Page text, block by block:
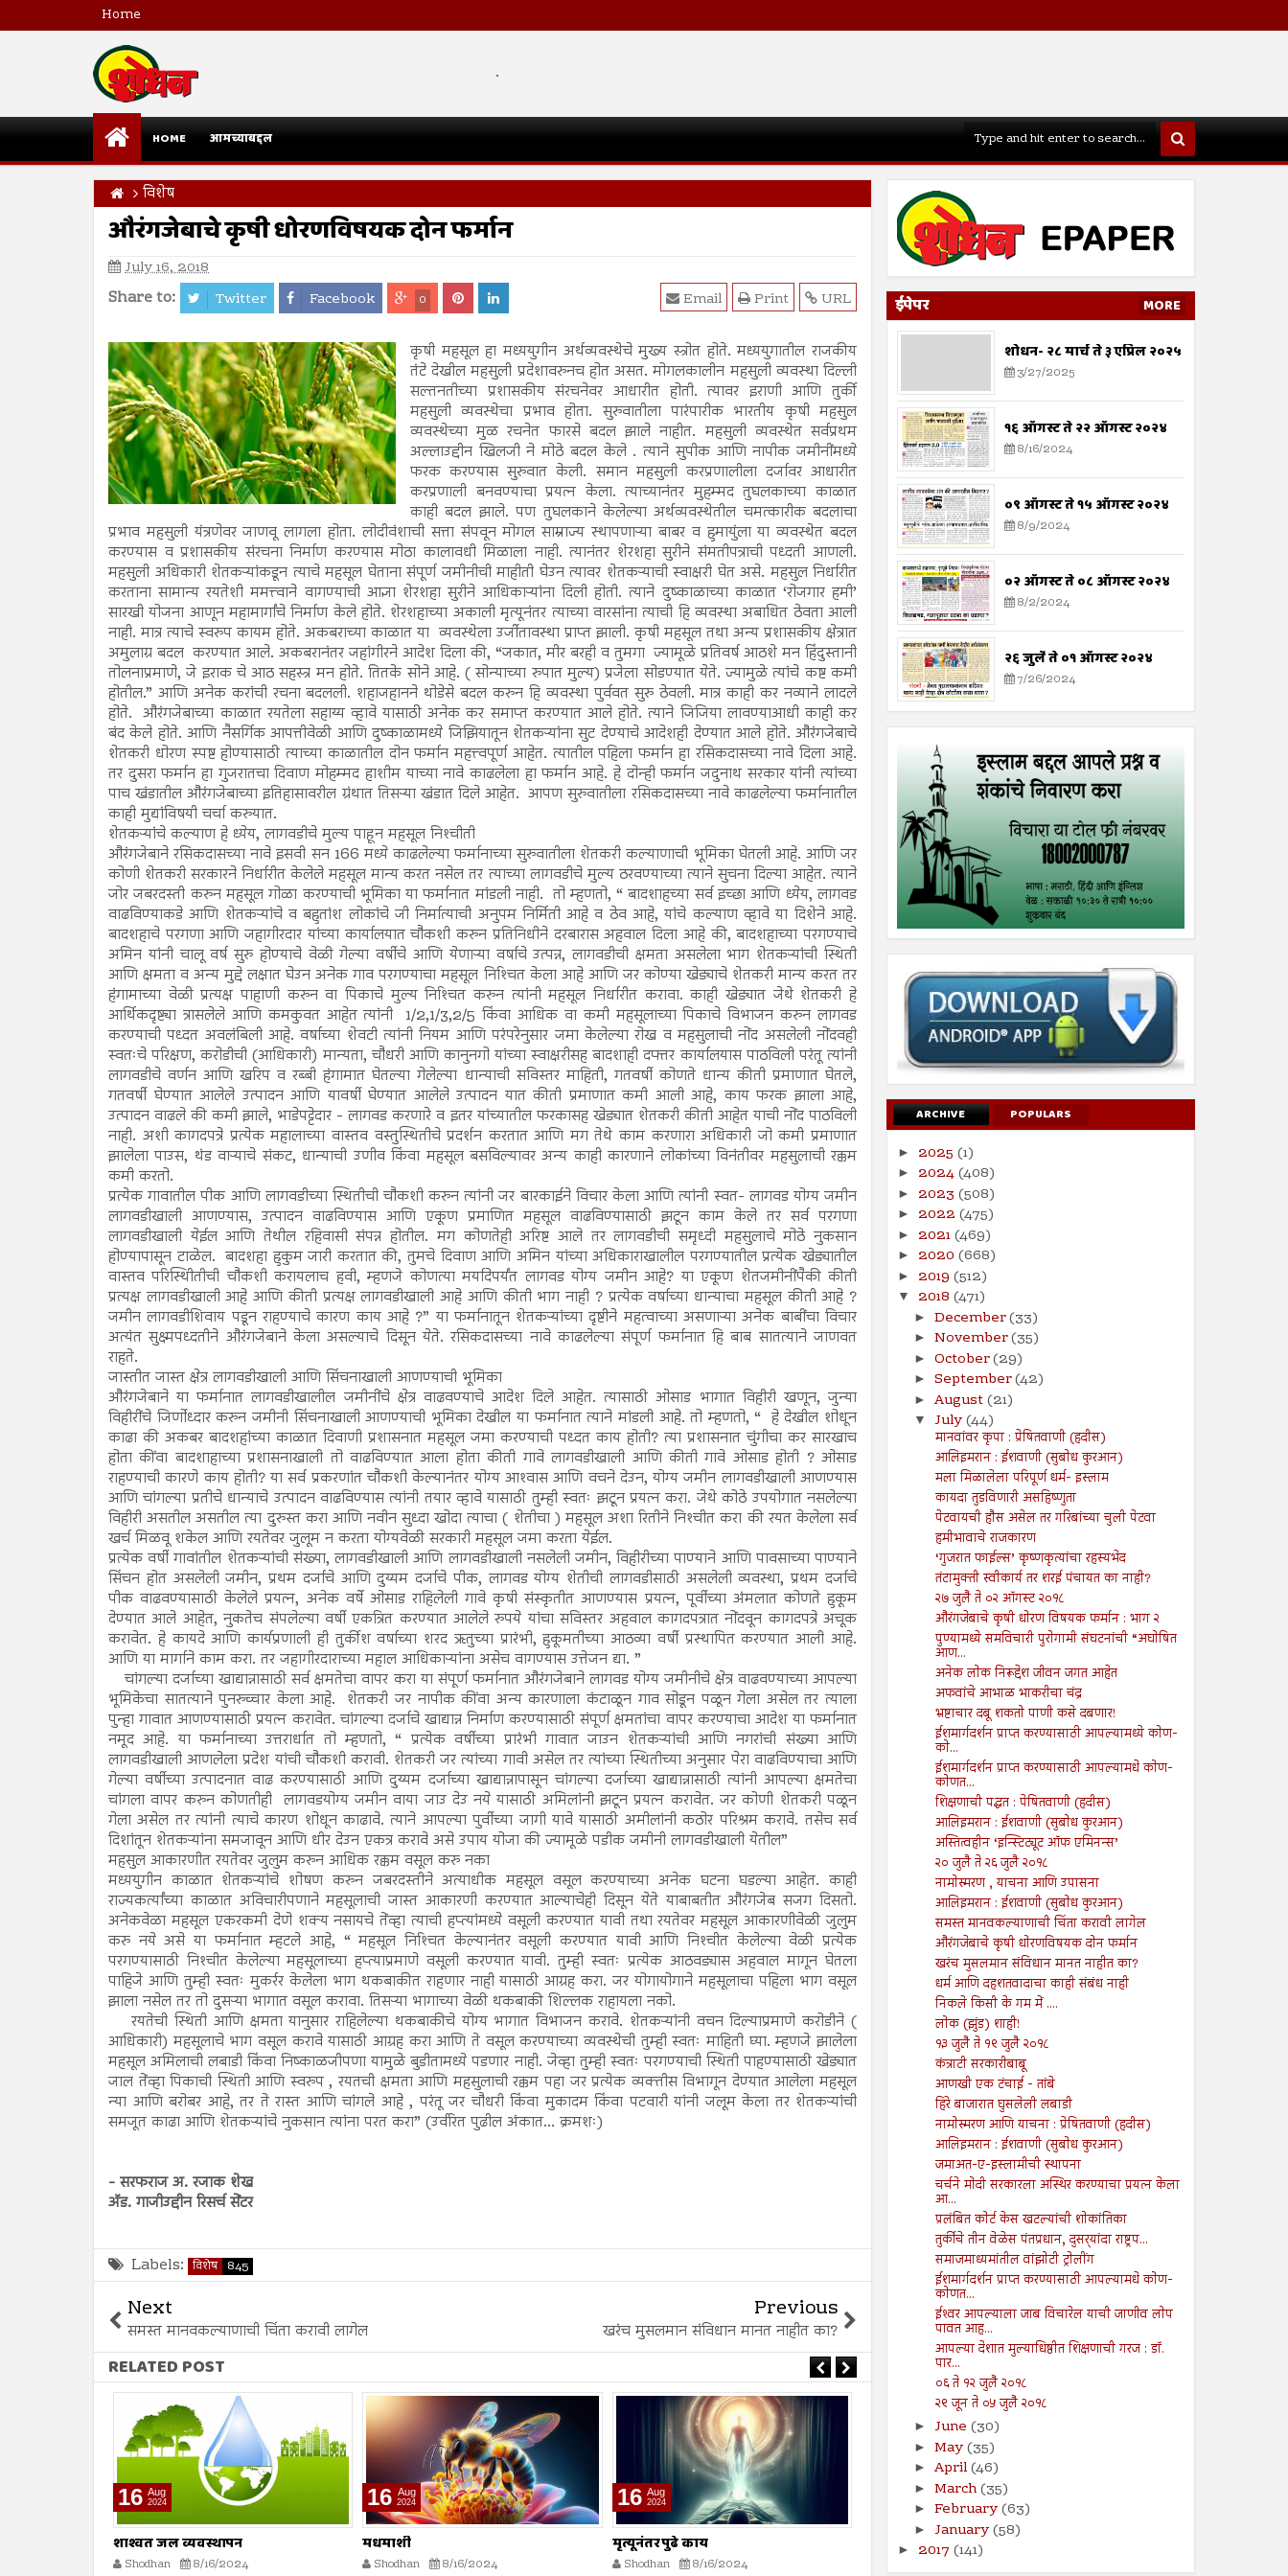
Home
.
HOME आमच्याबद्दल
विशेष
औरंगजेबाचे कृषी धोरणविषयक दोन फर्मान
July 16, 2018
Share to: Twitter Facebook 0 URL
Print
Email
कृषी महसूल हा मध्ययुगीन अर्थव्यवस्थेचे मुख्य स्त्रोत होते. मध्ययुगातील राजकीय
तंटे देखील महसुली प्रदेशावरुनच होत असत. मोगलकालीन महसुली व्यवस्था दिल्ली
सल्तनतीच्या प्रशासकीय संरचनेवर आधारीत होती. त्यावर इराणी आणि तुर्की
महसुली व्यवस्थेचा प्रभाव होता. सुरुवातीला पारंपारीक भारतीय कृषी महसुल
व्यवस्थेच्या मुळ रचनेत फारसे बदल झाले नाहीत. महसुली व्यवस्थेत सर्वप्रथम
अल्लाउद्दीन खिलजी ने मोठे बदल केले . त्याने सुपीक आणि नापीक जमीनींमध्ये
फरक करण्यास सुरुवात केली. समान महसुली करप्रणालीला दर्जावर आधारीत
करप्रणाली बनवण्याचा प्रयत्न केला. त्याच्यानंतर मुहम्मद तुघलकाच्या काळात
काही बदल झाले. पण तुघलकाने केलेल्या अर्थव्यवस्थेतील चमत्कारीक बदलाचा
प्रभाव महसुली यंत्रणेवर जाणवू लागला होता. लोदीवंशाची सत्ता संपवून मोगल साम्राज्य स्थापणाऱ्या बाबर व हुमायुंला या व्यवस्थेत बदल
करण्यास व प्रशासकीय संरचना निर्माण करण्यास मोठा कालावधी मिळाला नाही. त्यानंतर शेरशहा सुरीने संमतीपत्राची पध्दती आणली.
महसुली अधिकारी शेतकऱ्यांकडून त्याचे महसूल घेताना संपूर्ण जमीनीची माहीती घेउन त्यावर शेतकऱ्याची स्वाक्षरी घेत असे. महसुल निर्धारीत
करताना सामान्य रयतेशी ममत्त्वाने वागण्याची आज्ञा शेरशहा सुरीने आधिकाऱ्यांना दिली होती. त्याने दुष्काळाच्या काळात ‘रोजगार हमी’
सारखी योजना आणून महामार्गांचे निर्माण केले होते. शेरशहाच्या अकाली मृत्यूनंतर त्याच्या वारसांना त्याची हि व्यवस्था अबाधित ठेवता आली
नाही. मात्र त्याचे स्वरुप कायम होते. अकबराच्या काळात या व्यवस्थेला उर्जीतावस्था प्राप्त झाली. कृषी महसूल तथा अन्य प्रशासकीय क्षेत्रात
अमुलाग्र बदल करण्यात आले. अकबरानंतर जहांगीरने आदेश दिला की, “जकात, मीर बरही व तुमगा ज्यामूळे प्रतिवर्ष आठशे मन हिंदुस्तानी
तोलनाप्रमाणे, जे इराक चे आठ सहस्त्र मन होते. तितके सोने आहे. ( सोन्याच्या रुपात मुल्य) प्रजेला सोडण्यात येते. ज्यामुळे त्यांचे कष्ट कमी
होतील.” आणि अनेक करांची रचना बदलली. शहाजहानने थोडेसे बदल करुन हि व्यवस्था पुर्ववत सुरु ठेवली. मात्र काही कर नव्याने लादले
होते. औरंगजेबाच्या काळात रयतेला सहाय्य व्हावे यासाठी अनेक कर समाप्त करण्यात आले होते. त्याने जिजिया लावण्याआधी काही कर
बंद केले होते. आणि नैसर्गिक आपत्तीवेळी आणि दुष्काळामध्ये जिझियातून शेतकऱ्यांना सुट देण्याचे आदेशही देण्यात आले होते. औरंगजेबाचे
शेतकरी धोरण स्पष्ट होण्यासाठी त्याच्या काळातील दोन फर्मान महत्त्वपूर्ण आहेत. त्यातील पहिला फर्मान हा रसिकदासच्या नावे दिला आहे.
तर दुसरा फर्मान हा गुजरातचा दिवाण मोहम्मद हाशीम याच्या नावे काढलेला हा फर्मान आहे. हे दोन्ही फर्मान जदुनाथ सरकार यांनी त्यांच्या
पाच खंडातील औरंगजेबाच्या इतिहासावरील ग्रंथात तिसऱ्या खंडात दिले आहेत. आपण सुरुवातीला रसिकदासच्या नावे काढलेल्या फर्मानातील
काही मुद्यांविषयी चर्चा करुयात.
शेतकऱ्यांचे कल्याण हे ध्येय, लागवडीचे मुल्य पाहून महसूल निश्‍चीती
औरंगजेबाने रसिकदासच्या नावे इसवी सन 166 मध्ये काढलेल्या फर्मानाच्या सुरुवातीला शेतकरी कल्याणाची भूमिका घेतली आहे. आणि जर
कोणी शेतकरी सरकारने निर्धारीत केलेले महसूल मान्य करत नसेल तर त्याच्या लागवडीचे मुल्य ठरवण्याच्या त्याने सुचना दिल्या आहेत. त्याने
जोर जबरदस्ती करुन महसूल गोळा करण्याची भूमिका या फर्मानात मांडली नाही. तो म्हणतो, “ बादशाहच्या सर्व इच्छा आणि ध्येय, लागवड
वाढविण्याकडे आणि शेतकऱ्यांचे व बहुतांश लोकांचे जी निर्मात्याची अनुपम निर्मिती आहे व ठेव आहे, यांचे कल्याण व्हावे या दिशेने आहे.
बादशहाचे परगणा आणि जहागीरदार यांच्या कार्यालयात चौकशी करुन प्रतिनिधीने दरबारास अहवाल दिला आहे की, बादशहाच्या परगण्याचे
अमिन यांनी चालू वर्ष सुरु होण्याचे वेळी गेल्या वर्षीचे आणि येणाऱ्या वर्षाचे उत्पन्न, लागवडीची क्षमता असलेला भाग शेतकऱ्यांची स्थिती
आणि क्षमता व अन्य मुद्दे लक्षात घेउन अनेक गाव परगण्याचा महसूल निश्‍चित केला आहे आणि जर कोण्या खेड्याचे शेतकरी मान्य करत तर
हंगामाच्या वेळी प्रत्यक्ष पाहाणी करुन वा पिकाचे मुल्य निश्‍चित करुन त्यांनी महसूल निर्धारीत करावा. काही खेड्यात जेथे शेतकरी हे
आर्थिकदृष्ट्या त्रासलेले आणि कमकुवत आहेत त्यांनी 1/2,1/3,2/5 किंवा आधिक वा कमी महसूलाच्या पिकाचे विभाजन करुन लागवड
करण्याची पध्दत अवलंबिली आहे. वर्षाच्या शेवटी त्यांनी नियम आणि परंपरेनुसार जमा केलेल्या रोख व महसुलाची नोंद असलेली नोंदवही
स्वतःचे परिक्षण, करोडीची (आधिकारी) मान्यता, चौधरी आणि कानुनगो यांच्या स्वाक्षरीसह बादशाही दफ्तर कार्यालयास पाठविली परंतू त्यांनी
लागवडीचे वर्णन आणि खरिप व रब्बी हंगामात घेतल्या गेलेल्या धान्याची सविस्तर माहिती, गतवर्षी कोणते धान्य कीती प्रमाणात घेतले,
गतवर्षी घेण्यात आलेले उत्पादन आणि यावर्षी घेण्यात आलेले उत्पादन यात कीती प्रमाणात कमी आली आहे, काय फरक झाला आहे,
उत्पादन वाढले की कमी झाले, भाडेपट्टेदार - लागवड करणारे व इतर यांच्यातील फरकासह खेड्यात शेतकरी कीती आहेत याची नोंद पाठविली
नाही. अशी कागदपत्रे प्रत्येक महालाच्या वास्तव वस्तुस्थितीचे प्रदर्शन करतात आणि मग तेथे काम करणारा अधिकारी जो कमी प्रमाणात
झालेला पाउस, थंड वाऱ्याचे संकट, धान्याची उणीव किंवा महसूल बसविल्यावर अन्य काही कारणाने लोकांच्या विनंतीवर महसुलाची रक्कम
कमी करतो.
प्रत्येक गावातील पीक आणि लागवडीच्या स्थितीची चौकशी करुन त्यांनी जर बारकाईने विचार केला आणि त्यांनी स्वत- लागवड योग्य जमीन
लागवडीखाली आणण्यास, उत्पादन वाढविण्यास आणि एकूण प्रमाणित महसूल वाढविण्यासाठी झटून काम केले तर सर्व परगणा
लागवडीखाली येईल आणि तेथील रहिवासी संपन्न होतील. मग कोणतेही अरिष्ट आले तर लागवडीची समृध्दी महसुलाचे मोठे नुकसान
होण्यापासून टाळेल. बादशहा हुकुम जारी करतात की, तुमचे दिवाण आणि अमिन यांच्या अधिकाराखालील परगण्यातील प्रत्येक खेड्यातील
वास्तव परिस्थिीतीची चौकशी करायलाच हवी, म्हणजे कोणत्या मर्यादेपर्यंत लागवड योग्य जमीन आहे? या एकूण शेतजमीनींपैकी कीती
प्रत्यक्ष लागवडीखाली आहे आणि कीती प्रत्यक्ष लागवडीखाली आहे आणि कीती भाग नाही ? प्रत्येक वर्षाच्या धान्याचा महसूल कीती आहे ?
जमीन लागवडीशिवाय पडून राहण्याचे कारण काय आहे ?” या फर्मानातून शेतकऱ्यांच्या दृष्टीने महत्वाच्या असणाऱ्या अनेक बाबींचा विचार
अत्यंत सुक्ष्मपध्दतीने औरंगजेबाने केला असल्याचे दिसून येते. रसिकदासच्या नावे काढलेल्या संपूर्ण फर्मानात हि बाब सातत्याने जाणवत
राहते.
जास्तीत जास्त क्षेत्र लागवडीखाली आणि सिंचनाखाली आणण्याची भूमिका
औरंगजेबाने या फर्मानात लागवडीखालील जमीनींचे क्षेत्र वाढवण्याचे आदेश दिले आहेत. त्यासाठी ओसाड भागात विहीरी खणून, जुन्या
विहीरींचे जिर्णोध्दार करुन जमीनी सिंचनाखाली आणण्याची भूमिका देखील या फर्मानात त्याने मांडली आहे. तो म्हणतो, “ हे देखील शोधून
काढा की अकबर बादशहांच्या काळात दिवाणी प्रशासनात महसूल जमा करण्याची पध्दत काय होती? त्या प्रशासनात चुंगीचा कर सारखाच
होता कींवा बादशाहाच्या प्रशासनाखाली तो वाढविण्यात आला होता कीती गावे लागवडीखाली आणि कीती गावे ओसाड होती ? ओसाड
राहण्याची कारणे काय होती? या सर्व प्रकरणांत चौकशी केल्यानंतर योग्य आश्‍वास आणि वचने देउन, योग्य जमीन लागवडीखाली आणण्यास
आणि चांगल्या प्रतीचे धान्याचे उत्पादन वाढविण्यास त्यांनी तयार व्हावे यासाठी तुम्ही स्वतः झटून प्रयत्न करा. जेथे कोठे उपयोगात नसलेल्या
विहीरी असतील असतील त्या दुरुस्त करा आणि नवीन सुध्दा खोदा त्याचा ( शेतीचा ) महसूल अशा रितीने निश्‍चीत करा की रयत केलेला सर्व
खर्च मिळवू शकेल आणि रयतेवर जुलूम न करता योग्यवेळी सरकारी महसूल जमा करता येईल.
प्रत्येक वर्षी गावांतील शेतकऱ्यांची संख्या, लागवडीखाली आणि लागवडीखाली नसलेली जमीन, विहीरीच्या पाण्याने आणि पावसाच्या पाण्याने
सिंचन होत असलेली जमीन, प्रथम दर्जाचे आणि दुय्यम दर्जाचे पीक, लागवड योग्य शेतीची लागवडीसाठी असलेली व्यवस्था, प्रथम दर्जाचे
पीक वाढवण्यासाठी केलेले प्रयत्न, अनेक वर्षे ओसाड राहिलेली गावे कृषी संस्कृतीत आणण्यास प्रयत्न, पूर्वीच्या अंमलात कोणते हुकूम
देण्यात आले आहेत, नुकतेच संपलेल्या वर्षी एकत्रित करण्यात आलेले रुपये यांचा सविस्तर अहवाल कागदपत्रात नोंदवून कागदपत्रे अचूक
करावेत. हे कायदे आणि कार्यप्रणाली ही तुर्कीश वर्षाच्या शरद ऋतुच्या प्रारंभी, हुकूमतीच्या आठव्या वर्षी प्रस्थापित करण्यात आली आहे.
आणि या मार्गाने काम करा. तर जहागीरदाराच्या महाल आधिकाऱ्यांना असेच वागण्यास उत्तेजन द्या. ”
चांगल्या दर्जाच्या खाद्यान्नासाठी सर्व क्षमतेचा वापर करा या संपूर्ण फर्मानात औरंगजेबाने लागवड योग्य जमीनीचे क्षेत्र वाढवण्याच्या आपल्या
भूमिकेचा सातत्याने पुनरुच्चार केला आहे. शेतकरी जर नापीक कींवा अन्य कारणाला कंटाळून गाव सोडून पळून गेला असेल तर त्याला
पुन्हा गावात आणण्यासाठी प्रयत्न करावेत. चांगल्या दर्जाचे खाद्यान्न निर्माण करण्यासाठी संपूर्ण क्षमतांचा वापर करण्याचा आदेश या फर्मानात
नमूद आहे. या फर्मानाच्या उत्तरार्धात तो म्हणतो, “ प्रत्येक वर्षीच्या प्रारंभी गावात जाउन शेतकऱ्यांची आणि नगरांची संख्या आणि
लागवडीखाली आणलेला प्रदेश यांची चौकशी करावी. शेतकरी जर त्यांच्या गावी असेल तर त्यांच्या स्थितीच्या अनुसार पेरा वाढविण्याचा आणि
गेल्या वर्षीच्या उत्पादनात वाढ करण्यासाठी आणि दुय्यम दर्जाच्या खाद्यान्नापासून चांगल्या दर्जाच्या खाद्यान्नासाठी त्यांनी आपल्या क्षमतेचा
चांगला वापर करुन कोणतीही लागवडयोग्य जमीन वाया जाउ देउ नये यासाठी अमिलांनी झटून प्रयत्न करावेत. जर कोणी शेतकरी पळून
गेला असेल तर त्यांनी त्याचे कारण शोधून काढावे. त्याने आपल्या पुर्वीच्या जागी यावे यासाठी अमीलांनी कठोर परिश्रम करावे. तसेच सर्व
दिशांतून शेतकऱ्यांना समजावून आणि धीर देउन एकत्र करावे असे उपाय योजा की ज्यामूळे पडीक जमीनी लागवडीखाली येतील”
महसुल आकारणीत रयतेवर जुलुम करुन आधिक रक्कम वसूल करु नका
मध्ययुगीन काळात शेतकऱ्यांचे शोषण करुन जबरदस्तीने अत्याधीक महसूल वसूल करण्याच्या अनेक घटना घडल्या आहेत. काही
राज्यकर्त्यांच्या काळात अविचारीपणाने महसूलाची जास्त आकारणी करण्यात आल्याचेही दिसून येते याबाबतीत औरंगजेब सजग दिसतो.
अनेकवेळा महसूल एकरकमी देणे शक्य नसायचे तेंव्हा त्याची हप्त्यांमध्ये वसूली करण्यात यावी तथा रयतेवर महसूल आकारणीवेळी जुलुम
करु नये असे या फर्मानात म्हटले आहे, “ महसूल निश्‍चित केल्यानंतर वसूली करण्यात यावी आणि निश्‍चीत केलेल्या वेळी प्रत्येक
परगण्यासाठी निश्‍चीत केलेल्या महसूलाच्या हप्त्याप्रमाणे वसूली करण्यात यावी. तुम्ही स्वतः प्रत्येक आठवड्यास अहवाल मागून घेतला
पाहिजे आणि तुम्ही स्वतः मुकर्रर केलेला भाग थकबाकीत राहणार नाही यासाठी आग्रह करा. जर योगायोगाने महसूलाचा पहिला भाग वसूल
झाला नसेल तर तो दुसऱ्या भागात वसूल करावा. तिसऱ्या भागाच्या वेळी थकबाकी शिल्लक राहायला नको.
रयतेची स्थिती आणि क्षमता यानुसार राहिलेल्या थकबाकीचे योग्य भागात विभाजन करावे. शेतकऱ्यांनी वचन दिल्याप्रमाणे करोडीने (
आधिकारी) महसूलाचे भाग वसूल करावे यासाठी आग्रह करा आणि ते वसूल करण्याच्या व्यवस्थेची तुम्ही स्वतः माहिती घ्या. म्हणजे झालेला
महसूल अमिलाची लबाडी किंवा निष्काळजीपणा यामुळे बुडीतामध्ये पडणार नाही. जेव्हा तुम्ही स्वतः परगण्याची स्थिती पाहण्यासाठी खेड्यात
जाल तेंव्हा पिकाची स्थिती आणि स्वरुप , रयतची क्षमता आणि महसुलाची रक्कम पहा जर प्रत्येक व्यक्तीस विभागून देण्यात आलेला महसूल
न्या आणि बरोबर आहे, तर ते रास्त आणि चांगले आहे , परंतू जर चौधरी किंवा मुकादम किंवा पटवारी यांनी जलूम केला तर शेतकऱ्यांची
समजूत काढा आणि शेतकऱ्यांचे नुकसान त्यांना परत करा” (उर्वरित पुढील अंकात... क्रमशः)
- सरफराज अ. रजाक शेख
अ‍ॅड. गाजीउद्दीन रिसर्च सेंटर
Labels: विशेष 845
Next
समस्त मानवकल्याणाची चिंता करावी लागेल
Previous
खरंच मुसलमान संविधान मानत नाहीत का?
RELATED POST
16 Aug
2024
मधमाशी
Shodhan 8/16/2024
16 Aug
2024
मृत्यूनंतर पुढे काय
Shodhan 8/16/2024
16 Aug
2024
भारतीय स्वातंत्र्य लढ्यातील स्त्रियांचे
योगदान
सर्व मानवजातीसाठी दया
ईपेपर MORE
शोधन- २८ मार्च ते ३ एप्रिल २०२५
3/27/2025
१६ ऑगस्ट ते २२ ऑगस्ट २०२४
8/16/2024
०९ ऑगस्ट ते १५ ऑगस्ट २०२४
8/9/2024
०२ ऑगस्ट ते ०८ ऑगस्ट २०२४
8/2/2024
२६ जुलै ते ०१ ऑगस्ट २०२४
7/26/2024
ARCHIVE POPULARS
► 2025 (1)
► 2024(408)
► 2023 (508)
► 2022 (475)
► 2021(469)
► 2020 (668)
► 2019 (512)
▼ 2018 (471)
► December(33)
► November(35)
► October(29)
► September(42)
► August(21)
▼ July(44)
मानवांवर कृपा : प्रेषितवाणी (हदीस)
आलिइमरान : ईशवाणी (सुबोध कुरआन)
मला मिळालेला परिपूर्ण धर्म- इस्लाम
कायदा तुडविणारी असहिष्णुता
पेटवायची हौस असेल तर गरिबांच्या चुली पेटवा
हमीभावाचे राजकारण
‘गुजरात फाईल्स’ कृष्णकृत्यांचा रहस्यभेद
तंटामुक्ती स्वीकार्य तर शरई पंचायत का नाही?
२७ जुलै ते ०२ ऑगस्ट २०१८
औरंगजेबाचे कृषी धोरण विषयक फर्मान : भाग २
पुण्यामध्ये समविचारी पुरोगामी संघटनांची “अघोषित
आण...
अनेक लोक निरूद्देश जीवन जगत आहेत
अफवांचे आभाळ भाकरीचा चंद्र
भ्रष्टाचार दबू शकतो पाणी कसे दबणार!
ईशमार्गदर्शन प्राप्त करण्यासाठी आपल्यामध्ये कोण-
को...
ईशमार्गदर्शन प्राप्त करण्यासाठी आपल्यामधे कोण-
कोणत...
शिक्षणाची पद्धत : पेषितवाणी (हदीस)
आलिइमरान : ईशवाणी (सुबोध कुरआन)
अस्तित्वहीन ‘इन्स्टिट्यूट ऑफ एमिनन्स’
२० जुलै ते २६ जुलै २०१८
नामोस्मरण , याचना आणि उपासना
आलिइमरान : ईशवाणी (सुबोध कुरआन)
समस्त मानवकल्याणाची चिंता करावी लागेल
औरंगजेबाचे कृषी धोरणविषयक दोन फर्मान
खरंच मुसलमान संविधान मानत नाहीत का?
धर्म आणि दहशतवादाचा काही संबंध नाही
निकले किसी के गम में ....
लोक (झुंड) शाही!
१३ जुलै ते १९ जुलै २०१८
कंत्राटी सरकारीबाबू
आणखी एक टंचाई - तांबे
हिरे बाजारात घुसलेली लबाडी
नामोस्मरण आणि याचना : प्रेषितवाणी (हदीस)
आलिइमरान : ईशवाणी (सुबोध कुरआन)
जमाअत-ए-इस्लामीची स्थापना
चर्चने मोदी सरकारला अस्थिर करण्याचा प्रयत्न केला
आ...
प्रलंबित कोर्ट केस खटल्यांची शोकांतिका
तुर्कीचे तीन वेळेस पंतप्रधान, दुसर्‍यांदा राष्ट्रप...
समाजमाध्यमांतील वांझोटी ट्रोलींग
ईशमार्गदर्शन प्राप्त करण्यासाठी आपल्यामधे कोण-
कोणत...
ईश्‍वर आपल्याला जाब विचारेल याची जाणीव लोप
पावत आह...
आपल्या देशात मुल्याधिष्ठीत शिक्षणाची गरज : डॉ.
पार...
०६ ते १२ जुलै २०१८
२९ जून ते ०५ जुलै २०१८
► June (30)
► May(35)
► April(46)
► March(35)
► February(63)
► January(58)
► 2017 (141)